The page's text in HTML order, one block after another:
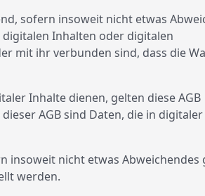
sofern insoweit nicht etwas
Inhalten oder digitalen
mit ihr verbunden sind, dass die
Inhalte dienen, gelten diese AGB
AGB sind Daten, die in
insoweit nicht etwas Abweichendes
werden.